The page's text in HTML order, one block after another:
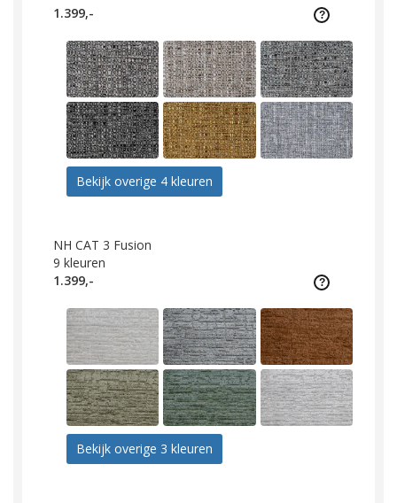
1.399,-
Bekijk overige 4 kleuren
NH CAT 3 Fusion
9 kleuren
1.399,-
Bekijk overige 3 kleuren